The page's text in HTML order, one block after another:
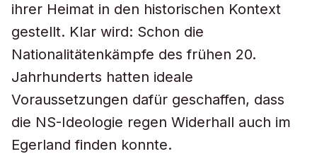
ihrer Heimat in den historischen Kontext
gestellt. Klar wird: Schon die
Nationalitätenkämpfe des frühen 20.
Jahrhunderts hatten ideale
Voraussetzungen dafür geschaffen, dass
die NS-Ideologie regen Widerhall auch im
Egerland finden konnte.